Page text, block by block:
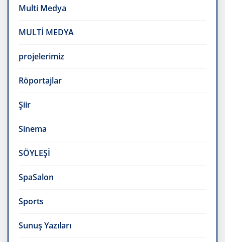
Multi Medya
MULTİ MEDYA
projelerimiz
Röportajlar
Şiir
Sinema
SÖYLEŞİ
SpaSalon
Sports
Sunuş Yazıları